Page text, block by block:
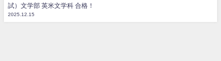
試）文学部 英米文学科 合格！
2025.12.15